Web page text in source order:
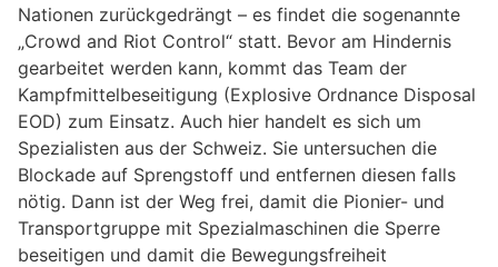
Nationen zurückgedrängt – es findet die sogenannte
„Crowd and Riot Control“ statt. Bevor am Hindernis
gearbeitet werden kann, kommt das Team der
Kampfmittelbeseitigung (Explosive Ordnance Disposal
EOD) zum Einsatz. Auch hier handelt es sich um
Spezialisten aus der Schweiz. Sie untersuchen die
Blockade auf Sprengstoff und entfernen diesen falls
nötig. Dann ist der Weg frei, damit die Pionier- und
Transportgruppe mit Spezialmaschinen die Sperre
beseitigen und damit die Bewegungsfreiheit